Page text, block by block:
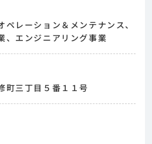
レーション＆メンテナンス、
、エンジニアリング事業
町三丁目５番１１号